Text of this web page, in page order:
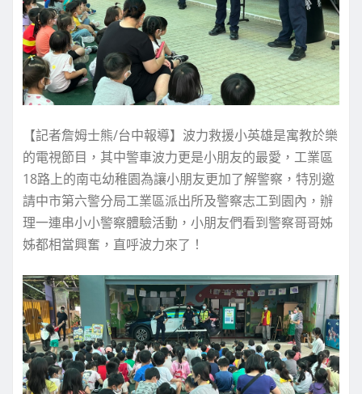
【記者詹姆士熊/台中報導】波力救援小英雄是寓教於樂
的電視節目，其中警車波力更是小朋友的最愛，工業區
18路上的南屯幼稚園為讓小朋友更加了解警察，特別邀
請中市第六警分局工業區派出所及警察志工到園內，辦
理一連串小小警察體驗活動，小朋友們看到警察哥哥姊
姊都相當興奮，直呼波力來了！